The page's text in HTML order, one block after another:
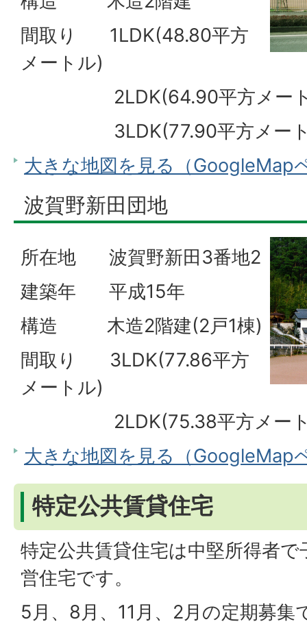
間取り 1LDK(48.80平方
メートル)
2LDK(64.90平方メー
3LDK(77.90平方メート
大きな地図を見る（GoogleMap
波賀野新田団地
所在地 波賀野新田3番地2
建築年 平成15年
構造 木造2階建(2戸1棟)
間取り 3LDK(77.86平方
メートル)
2LDK(75.38平方メート
大きな地図を見る（GoogleMap
特定公共賃貸住宅
特定公共賃貸住宅は中堅所得者
営住宅です。
5月、8月、11月、2月の定期募集